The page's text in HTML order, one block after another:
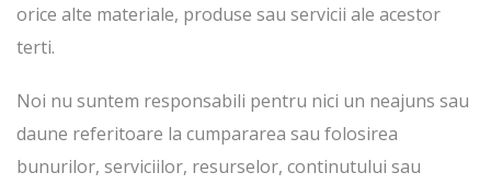
orice alte materiale, produse sau servicii ale acestor
terti.
Noi nu suntem responsabili pentru nici un neajuns sau
daune referitoare la cumpararea sau folosirea
bunurilor, serviciilor, resurselor, continutului sau